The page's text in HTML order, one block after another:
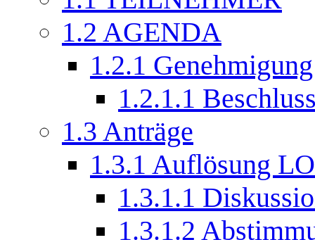
1.2 AGENDA
1.2.1
1.2.1.1
1.3 Anträge
1.3.1 Auflösung
1.3.1.1
1.3.1.2